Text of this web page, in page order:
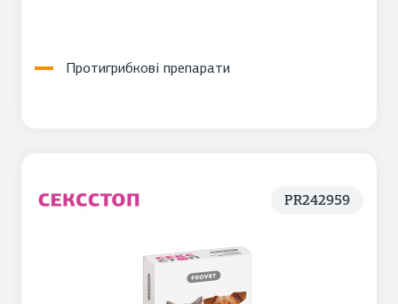
Протигрибкові препарати
PR242959